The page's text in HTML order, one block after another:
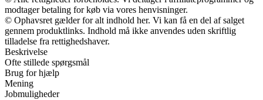
modtager betaling for køb via vores henvisninger.
© Ophavsret gælder for alt indhold her. Vi kan få en del af salget
gennem produktlinks. Indhold må ikke anvendes uden skriftlig
tilladelse fra rettighedshaver.
Beskrivelse
Ofte stillede spørgsmål
Brug for hjælp
Mening
Jobmuligheder